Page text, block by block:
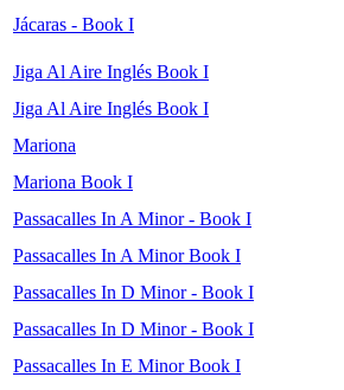
Jácaras - Book I
Jiga Al Aire Inglés Book I
Jiga Al Aire Inglés Book I
Mariona
Mariona Book I
Passacalles In A Minor - Book I
Passacalles In A Minor Book I
Passacalles In D Minor - Book I
Passacalles In D Minor - Book I
Passacalles In E Minor Book I